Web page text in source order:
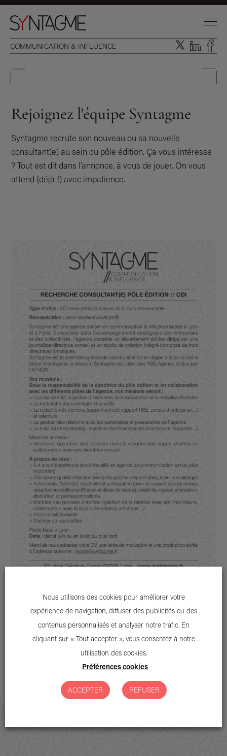
DOMAINES D’INTERVENTION
ILS ONT CHOISI L’INFLUENCE
ENTREPRISE À MISSION
COMMUNICATION & INFLUENCE
Rejoignez l'équipe Syntagme
Syntagme recrute son nouveau ou sa nouvelle
consultant(e) au sein du pôle édition. Ça vous intéresse
? Tout est dit dans l’annonce, à vous de jouer. On vous
attend (déjà !) avec impatience.
Nous utilisons des cookies pour améliorer votre
expérience de navigation, diffuser des publicités ou des
contenus personnalisés et analyser notre trafic. En
cliquant sur « Tout accepter », vous consentez à notre
utilisation des cookies.
Préférences cookies
ACCEPTER REFUSER